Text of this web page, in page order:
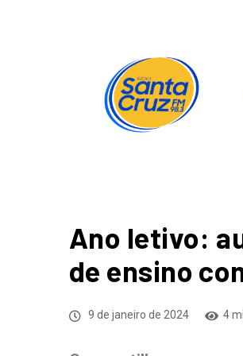
Ano letivo:
de ensino
9 de janeiro de 2024 4